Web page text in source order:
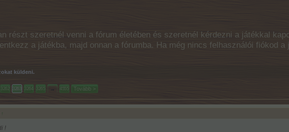
részt szeretnél venni a fórum életében és szeretnél kérdezni a játékkal
a játékba, majd onnan a fórumba. Ha még nincs felhasználói fiókod
küldeni.
3262 3263 3264 3265 → 4555 Tovább >
↑
!